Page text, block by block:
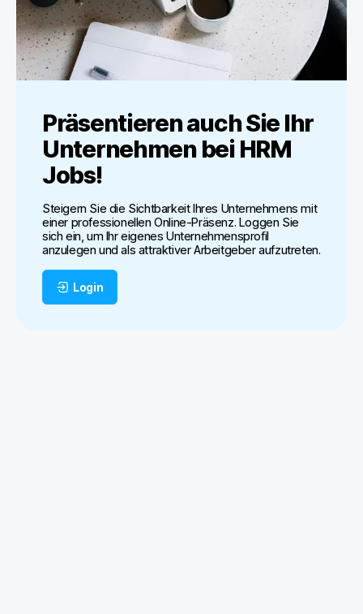
Präsentieren auch Sie Ihr
Unternehmen bei HRM
Jobs!
Steigern Sie die Sichtbarkeit Ihres Unternehmens mit
einer professionellen Online-Präsenz. Loggen Sie
sich ein, um Ihr eigenes Unternehmensprofil
anzulegen und als attraktiver Arbeitgeber aufzutreten.
Login